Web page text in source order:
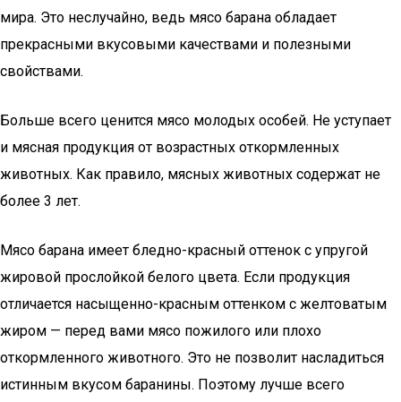
мира. Это неслучайно, ведь мясо барана обладает
прекрасными вкусовыми качествами и полезными
свойствами.
Больше всего ценится мясо молодых особей. Не уступает
и мясная продукция от возрастных откормленных
животных. Как правило, мясных животных содержат не
более 3 лет.
Мясо барана имеет бледно-красный оттенок с упругой
жировой прослойкой белого цвета. Если продукция
отличается насыщенно-красным оттенком с желтоватым
жиром — перед вами мясо пожилого или плохо
откормленного животного. Это не позволит насладиться
истинным вкусом баранины. Поэтому лучше всего